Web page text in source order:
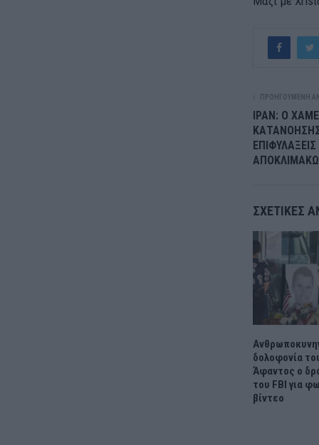
ΠΡΟΗΓΟΎΜΕΝΗ
ΙΡΑΝ: Ο
ΣΧΕΤΙΚΈΣ
δολοφονία
Άφαντος ο
του FBI για
βίντεο